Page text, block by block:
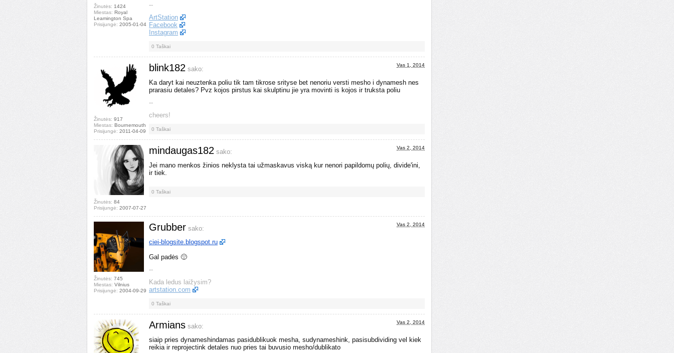
Žinutės: 1424
Miestas: Royal
Leamington Spa
Prisijungė: 2005-01-04
--
ArtStation
Facebook
Instagram
0 Taškai
Žinutės: 917
Miestas: Bournemouth
Prisijungė: 2011-04-09
Vas 1, 2014
blink182 sako:
Ka daryt kai neuztenka poliu tik tam tikrose srityse bet nenoriu versti mesho i dynamesh nes
prarasiu detales? Pvz kojos pirstus kai skulptinu jie yra movinti is kojos ir truksta poliu
--
cheers!
0 Taškai
Žinutės: 84
Prisijungė: 2007-07-27
Vas 2, 2014
mindaugas182 sako:
Jei mano menkos žinios neklysta tai užmaskavus viską kur nenori papildomų polių, divide'ini,
ir tiek.
0 Taškai
Žinutės: 745
Miestas: Vilnius
Prisijungė: 2004-09-29
Vas 2, 2014
Grubber sako:
ciei-blogsite.blogspot.ru
Gal padės 🙂
--
Kada ledus laižysim?
artstation.com
0 Taškai
Vas 2, 2014
Armians sako:
siaip pries dynameshindamas pasidublikuok mesha, sudynameshink, pasisubdividing vel kiek
reikia ir reprojectink detales nuo pries tai buvusio mesho/dublikato